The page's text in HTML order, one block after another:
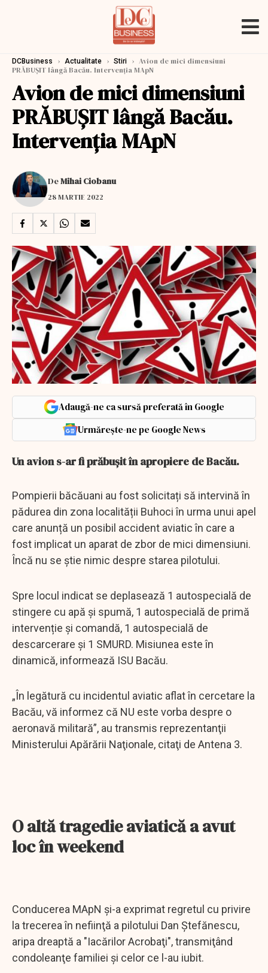
DCBusiness › Actualitate › Stiri › Avion de mici dimensiuni
PRĂBUŞIT lângă Bacău. Intervenţia MApN
Avion de mici dimensiuni
PRĂBUŞIT lângă Bacău.
Intervenţia MApN
DeMihai Ciobanu
28 MARTIE 2022
Adaugă-ne ca sursă preferată în Google
Urmărește-ne pe Google News
Un avion s-ar fi prăbuşit în apropiere de Bacău.
Pompierii băcăuani au fost solicitați să intervină în
pădurea din zona localității Buhoci în urma unui apel
care anunță un posibil accident aviatic în care a
fost implicat un aparat de zbor de mici dimensiuni.
Încă nu se știe nimic despre starea pilotului.
Spre locul indicat se deplasează 1 autospecială de
stingere cu apă și spumă, 1 autospecială de primă
intervenție și comandă, 1 autospecială de
descarcerare și 1 SMURD. Misiunea este în
dinamică, informează ISU Bacău.
„În legătură cu incidentul aviatic aflat în cercetare la
Bacău, vă informez că NU este vorba despre o
aeronavă militară”, au transmis reprezentanţii
Ministerului Apărării Naţionale, citaţi de Antena 3.
O altă tragedie aviatică a avut
loc în weekend
Conducerea MApN şi-a exprimat regretul cu privire
la trecerea în nefiinţă a pilotului Dan Ştefănescu,
aripa dreaptă a "Iacărilor Acrobaţi", transmiţând
condoleanţe familiei şi celor ce l-au iubit.